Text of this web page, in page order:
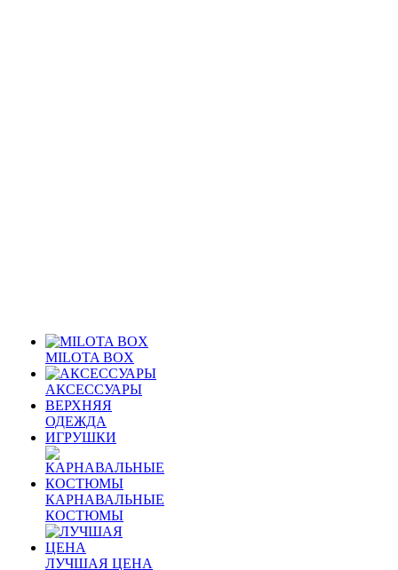
MILOTA BOX
АКСЕССУАРЫ
ВЕРХНЯЯ
ОДЕЖДА
ИГРУШКИ
КАРНАВАЛЬНЫЕ
КОСТЮМЫ
ЛУЧШАЯ ЦЕНА